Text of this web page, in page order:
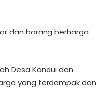
dan barang berharga
Desa Kandui dan
yang terdampak dan